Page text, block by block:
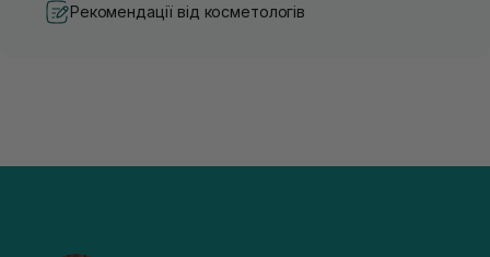
Рекомендації від косметологів